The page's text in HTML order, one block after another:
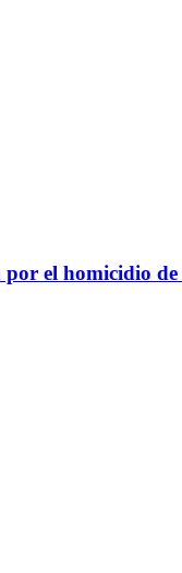
el homicidio